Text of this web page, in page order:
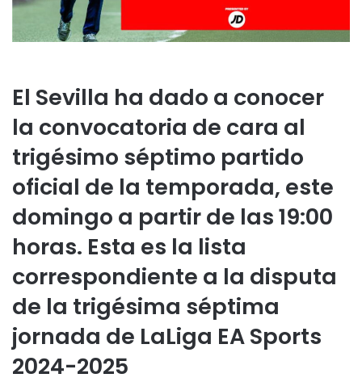
El Sevilla ha dado a conocer
la convocatoria de cara al
trigésimo séptimo partido
oficial de la temporada, este
domingo a partir de las 19:00
horas. Esta es la lista
correspondiente a la disputa
de la trigésima séptima
jornada de LaLiga EA Sports
2024-2025